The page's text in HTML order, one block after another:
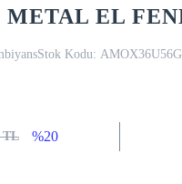
EL
Stok Kodu: AMOX36U56G
TL %20